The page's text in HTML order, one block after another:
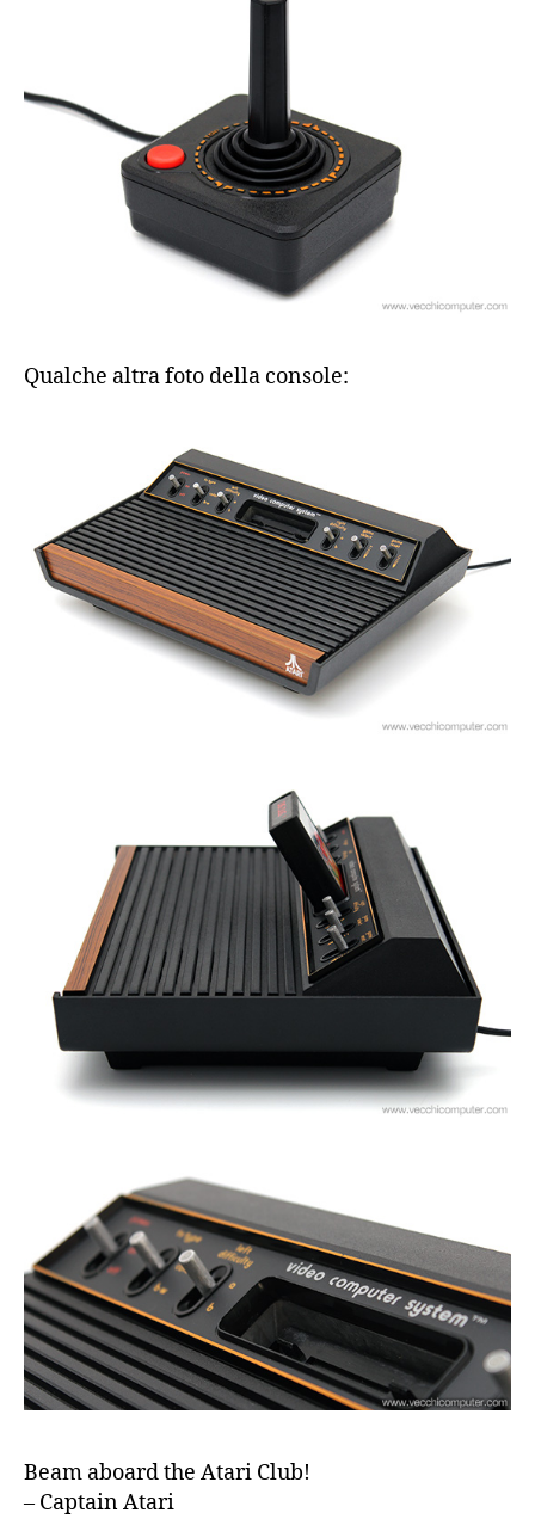
Qualche altra foto della console:
Beam aboard the Atari Club!
– Captain Atari